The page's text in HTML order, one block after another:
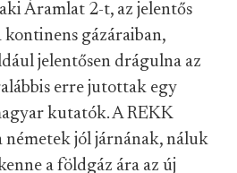
Áramlat 2-t, az jelentős
kontinens gázáraiban,
jelentősen drágulna az
erre jutottak egy
kutatók. A REKK
németek jól járnának, náluk
a földgáz ára az új